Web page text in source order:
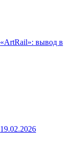
«ArtRail»: вывод в
19.02.2026